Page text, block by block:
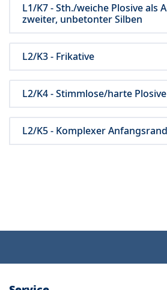
L1/K7 - Sth./weiche Plosive als
zweiter, unbetonter Silben
L2/K3 - Frikative
L2/K4 - Stimmlose/harte Plosive
L2/K5 - Komplexer